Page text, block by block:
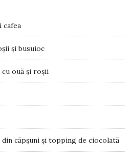
cafea
și busuioc
ouă și roșii
din căpșuni și topping de ciocolată